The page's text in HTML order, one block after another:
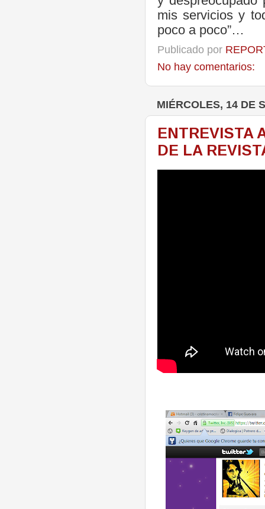
mis servicios y
poco a poco”…
Publicado por
No hay comentarios:
MIÉRCOLES, 14 DE
ENTREVISTA
DE LA